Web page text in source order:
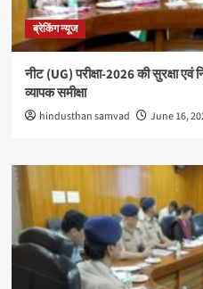
ब्रेकिंग न्यूज
नीट (UG) परीक्षा-2026 की सुरक्षा एवं
व्यापक समीक्षा
hindusthan samvad June 16,